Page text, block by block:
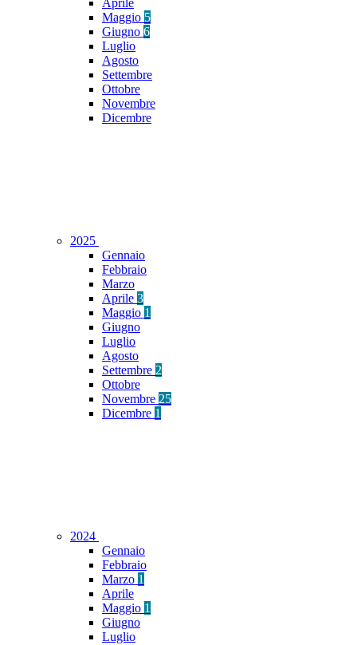
Aprile
Maggio 5
Giugno 6
Luglio
Agosto
Settembre
Ottobre
Novembre
Dicembre
2025
Gennaio
Febbraio
Marzo
Aprile 3
Maggio 1
Giugno
Luglio
Agosto
Settembre 2
Ottobre
Novembre 25
Dicembre 1
2024
Gennaio
Febbraio
Marzo 1
Aprile
Maggio 1
Giugno
Luglio